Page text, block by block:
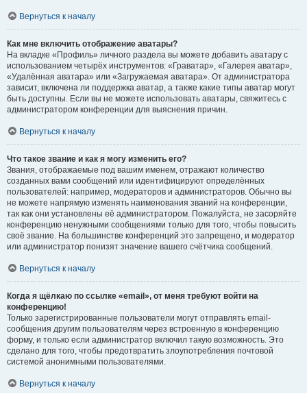
Вернуться к началу
Как мне включить отображение аватары?
На вкладке «Профиль» личного раздела вы можете добавить аватару с
использованием четырёх инструментов: «Граватар», «Галерея аватар»,
«Удалённая аватара» или «Загружаемая аватара». От администратора
зависит, включена ли поддержка аватар, а также какие типы аватар могут
быть доступны. Если вы не можете использовать аватары, свяжитесь с
администратором конференции для выяснения причин.
Вернуться к началу
Что такое звание и как я могу изменить его?
Звания, отображаемые под вашим именем, отражают количество
созданных вами сообщений или идентифицируют определённых
пользователей: например, модераторов и администраторов. Обычно вы
не можете напрямую изменять наименования званий на конференции,
так как они установлены её администратором. Пожалуйста, не засоряйте
конференцию ненужными сообщениями только для того, чтобы повысить
своё звание. На большинстве конференций это запрещено, и модератор
или администратор понизят значение вашего счётчика сообщений.
Вернуться к началу
Когда я щёлкаю по ссылке «email», от меня требуют войти на
конференцию!
Только зарегистрированные пользователи могут отправлять email-
сообщения другим пользователям через встроенную в конференцию
форму, и только если администратор включил такую возможность. Это
сделано для того, чтобы предотвратить злоупотребления почтовой
системой анонимными пользователями.
Вернуться к началу